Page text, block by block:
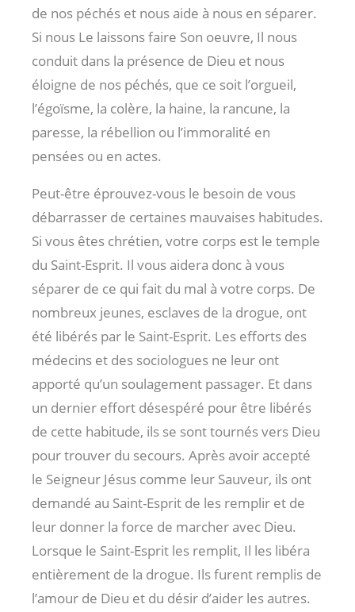
de nos péchés et nous aide à nous en séparer.
Si nous Le laissons faire Son oeuvre, Il nous
conduit dans la présence de Dieu et nous
éloigne de nos péchés, que ce soit l’orgueil,
l’égoïsme, la colère, la haine, la rancune, la
paresse, la rébellion ou l’immoralité en
pensées ou en actes.
Peut-être éprouvez-vous le besoin de vous
débarrasser de certaines mauvaises habitudes.
Si vous êtes chrétien, votre corps est le temple
du Saint-Esprit. Il vous aidera donc à vous
séparer de ce qui fait du mal à votre corps. De
nombreux jeunes, esclaves de la drogue, ont
été libérés par le Saint-Esprit. Les efforts des
médecins et des sociologues ne leur ont
apporté qu’un soulagement passager. Et dans
un dernier effort désespéré pour être libérés
de cette habitude, ils se sont tournés vers Dieu
pour trouver du secours. Après avoir accepté
le Seigneur Jésus comme leur Sauveur, ils ont
demandé au Saint-Esprit de les remplir et de
leur donner la force de marcher avec Dieu.
Lorsque le Saint-Esprit les remplit, Il les libéra
entièrement de la drogue. Ils furent remplis de
l’amour de Dieu et du désir d’aider les autres.